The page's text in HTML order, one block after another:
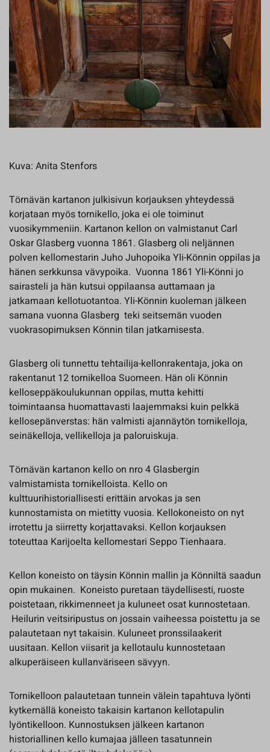
Kuva: Anita Stenfors
Törnävän kartanon julkisivun korjauksen yhteydessä
korjataan myös tornikello, joka ei ole toiminut
vuosikymmeniin. Kartanon kellon on valmistanut Carl
Oskar Glasberg vuonna 1861. Glasberg oli neljännen
polven kellomestarin Juho Juhopoika Yli-Könnin oppilas ja
hänen serkkunsa vävypoika. Vuonna 1861 Yli-Könni jo
sairasteli ja hän kutsui oppilaansa auttamaan ja
jatkamaan kellotuotantoa. Yli-Könnin kuoleman jälkeen
samana vuonna Glasberg teki seitsemän vuoden
vuokrasopimuksen Könnin tilan jatkamisesta.
Glasberg oli tunnettu tehtailija-kellonrakentaja, joka on
rakentanut 12 tornikelloa Suomeen. Hän oli Könnin
kelloseppäkoulukunnan oppilas, mutta kehitti
toimintaansa huomattavasti laajemmaksi kuin pelkkä
kellosepänverstas: hän valmisti ajannäytön tornikelloja,
seinäkelloja, vellikelloja ja paloruiskuja.
Törnävän kartanon kello on nro 4 Glasbergin
valmistamista tornikelloista. Kello on
kulttuurihistoriallisesti erittäin arvokas ja sen
kunnostamista on mietitty vuosia. Kellokoneisto on nyt
irrotettu ja siirretty korjattavaksi. Kellon korjauksen
toteuttaa Karijoelta kellomestari Seppo Tienhaara.
Kellon koneisto on täysin Könnin mallin ja Könniltä saadun
opin mukainen. Koneisto puretaan täydellisesti, ruoste
poistetaan, rikkimenneet ja kuluneet osat kunnostetaan.
Heilurin veitsiripustus on jossain vaiheessa poistettu ja se
palautetaan nyt takaisin. Kuluneet pronssilaakerit
uusitaan. Kellon viisarit ja kellotaulu kunnostetaan
alkuperäiseen kullanväriseen sävyyn.
Tornikelloon palautetaan tunnein välein tapahtuva lyönti
kytkemällä koneisto takaisin kartanon kellotapulin
lyöntikelloon. Kunnostuksen jälkeen kartanon
historiallinen kello kumajaa jälleen tasatunnein